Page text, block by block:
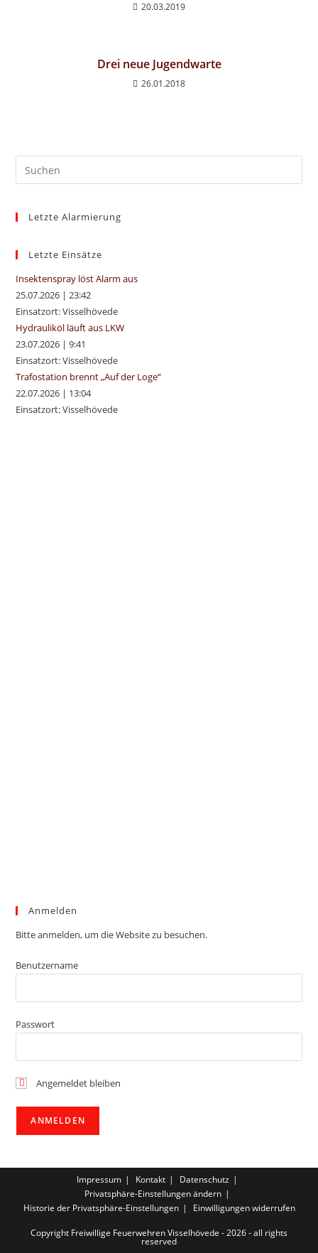
20.03.2019
Drei neue Jugendwarte
26.01.2018
Letzte Alarmierung
Letzte Einsätze
Insektenspray löst Alarm aus
25.07.2026 |23:42
Einsatzort: Visselhövede
Hydrauliköl läuft aus LKW
23.07.2026 |9:41
Einsatzort: Visselhövede
Trafostation brennt „Auf der Loge“
22.07.2026 | 13:04
Einsatzort: Visselhövede
Anmelden
Bitte anmelden, um die Website zu besuchen.
Benutzername
Passwort
Angemeldet bleiben
Impressum Kontakt
Datenschutz
Privatsphäre-Einstellungen ändern
Historie der Privatsphäre-Einstellungen
Einwilligungen widerrufen
Copyright Freiwillige Feuerwehren Visselhövede - 2026 - all rights
reserved